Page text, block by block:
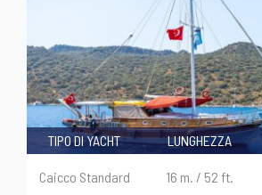
TIPO DI YACHT
Caicco Standard
LUNGHEZZA
16 m. / 52 ft.